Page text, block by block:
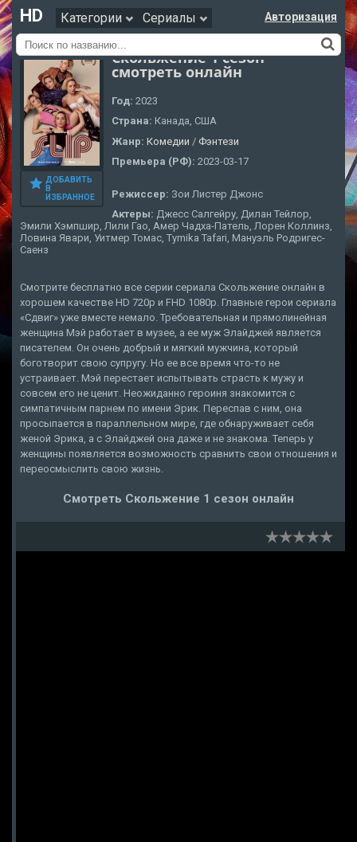
HD Категории Сериалы Авторизация
ДОБАВИТЬ
В
ИЗБРАННОЕ
Скольжение 1 сезон
смотреть онлайн
Год: 2023
Страна: Канада, США
Жанр: Комедии / Фэнтези
Премьера (РФ): 2023-03-17
Режиссер: Зои Листер Джонс
Актеры: Джесс Салгейру, Дилан Тейлор,
Эмили Хэмпшир, Лили Гао, Амер Чадха-Патель, Лорен Коллинз,
Ловина Явари, Уитмер Томас, Tymika Tafari, Мануэль Родригес-
Саенз
Смотрите бесплатно все серии сериала Скольжение онлайн в
хорошем качестве HD 720p и FHD 1080p. Главные герои сериала
«Сдвиг» уже вместе немало. Требовательная и прямолинейная
женщина Мэй работает в музее, а ее муж Элайджей является
писателем. Он очень добрый и мягкий мужчина, который
боготворит свою супругу. Но ее все время что-то не
устраивает. Мэй перестает испытывать страсть к мужу и
совсем его не ценит. Неожиданно героиня знакомится с
симпатичным парнем по имени Эрик. Переспав с ним, она
просыпается в параллельном мире, где обнаруживает себя
женой Эрика, а с Элайджей она даже и не знакома. Теперь у
женщины появляется возможность сравнить свои отношения и
переосмыслить свою жизнь.
Смотреть Скольжение 1 сезон онлайн